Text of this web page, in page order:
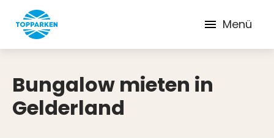
Menü
Bungalow mieten in
Gelderland